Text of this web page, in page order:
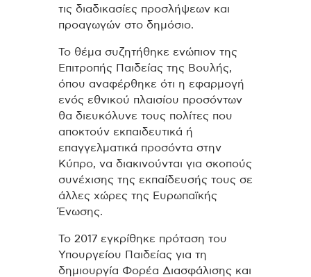
τις διαδικασίες προσλήψεων και
προαγωγών στο δημόσιο.
Το θέμα συζητήθηκε ενώπιον της
Επιτροπής Παιδείας της Βουλής,
όπου αναφέρθηκε ότι η εφαρμογή
ενός εθνικού πλαισίου προσόντων
θα διευκόλυνε τους πολίτες που
αποκτούν εκπαιδευτικά ή
επαγγελματικά προσόντα στην
Κύπρο, να διακινούνται για σκοπούς
συνέχισης της εκπαίδευσής τους σε
άλλες χώρες της Ευρωπαϊκής
Ένωσης.
Το 2017 εγκρίθηκε πρόταση του
Υπουργείου Παιδείας για τη
δημιουργία Φορέα Διασφάλισης και